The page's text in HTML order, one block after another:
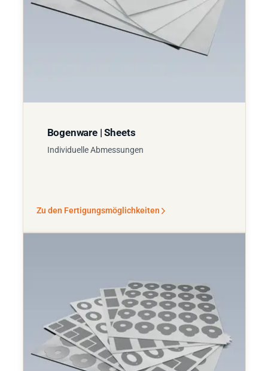
Bogenware | Sheets
Individuelle Abmessungen
Zu den Fertigungsmöglichkeiten